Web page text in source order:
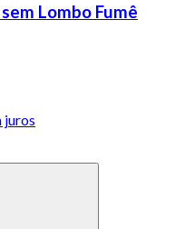
Lombo Fumê
juros